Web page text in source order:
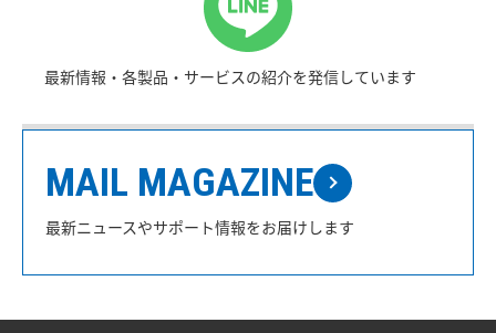
最新情報・各製品・サービスの紹介を発信しています
MAIL MAGAZINE
最新ニュースやサポート情報をお届けします